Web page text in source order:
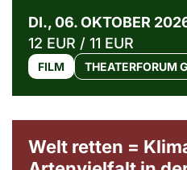
DI., 06. OKTOBER
12 EUR / 11 EUR
FILM THEATERFORUM
Welt retten =